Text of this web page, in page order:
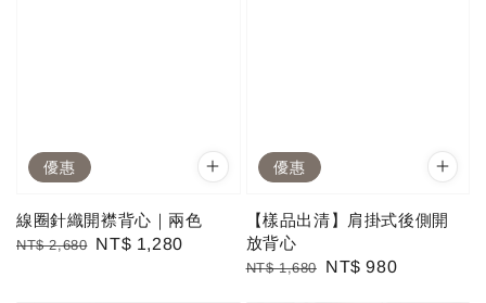
優惠
線圈針織開襟背心｜兩色
Regular
NT$ 2,680 Sale
NT$ 1,280
優惠
【樣品出清】肩掛式後側開
放背心
Regular
NT$ 1,680
Sale
NT$ 980